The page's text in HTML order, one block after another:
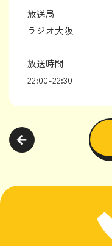
放送局
ラジオ大阪
放送時間
22:00-22:30